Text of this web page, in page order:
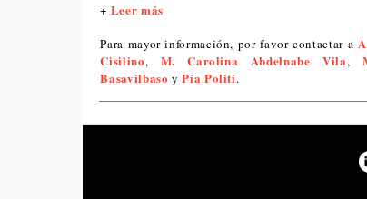
+ Leer más
Para mayor información, por favor contactar a
Cisilino, M. Carolina Abdelnabe Vila,
Basavilbaso yPía Politi.